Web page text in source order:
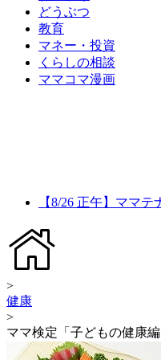
どうぶつ
教育
マネー・投資
くらしの相談
ママコマ漫画
【8/26 正午】ママ
>
健康
>
ママ検定「子どもの健康